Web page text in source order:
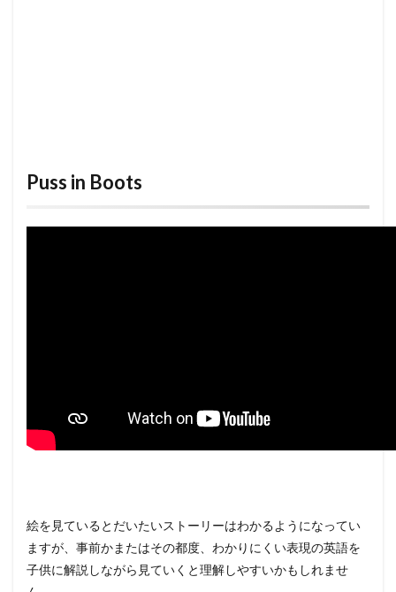
Puss in Boots
絵を見ているとだいたいストーリーはわかるようになってい
ますが、事前かまたはその都度、わかりにくい表現の英語を
子供に解説しながら見ていくと理解しやすいかもしれませ